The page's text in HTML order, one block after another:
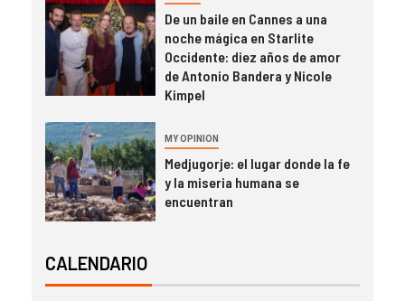
De un baile en Cannes a una
noche mágica en Starlite
Occidente: diez años de amor
de Antonio Bandera y Nicole
Kimpel
MY OPINION
Medjugorje: el lugar donde la fe
y la miseria humana se
encuentran
CALENDARIO